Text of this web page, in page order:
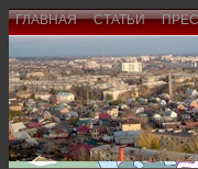
ГЛАВНАЯ СТАТЬИ